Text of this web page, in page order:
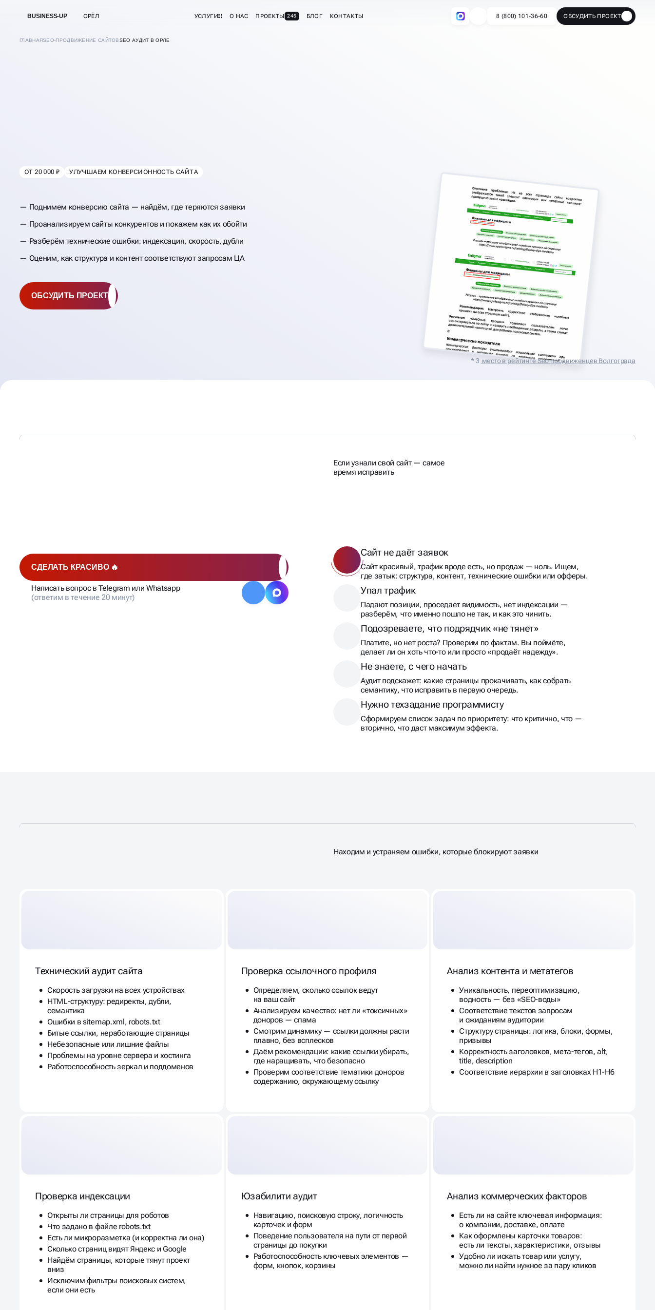
BUSINESS-UP ОРЁЛ УСЛУГИ О НАС ПРОЕКТЫ 245 БЛОГ КОНТАКТЫ 8 (800) 101-36-60 ОБСУДИТЬ ПРОЕКТ
ГЛАВНАЯSEO-ПРОДВИЖЕНИЕ САЙТОВSEO АУДИТ В ОРЛЕ
ПО 150+ ПАРАМЕТРАМ
ОТ 20 000 ₽ УЛУЧШАЕМ КОНВЕРСИОННОСТЬ САЙТА
Поднимем конверсию сайта — найдём, где теряются заявки
Проанализируем сайты конкурентов и покажем как их обойти
Разберём технические ошибки: индексация, скорость, дубли
Оценим, как структура и контент соответствуют запросам ЦА
ОБСУДИТЬ ПРОЕКТ
* 3 место в рейтинге Seo продвиженцев Волгограда
Если узнали свой сайт — самое
время исправить
СДЕЛАТЬ КРАСИВО 🔥
Написать вопрос в Telegram или Whatsapp
(ответим в течение 20 минут)
Сайт не даёт заявок
Сайт красивый, трафик вроде есть, но продаж — ноль. Ищем,
где затык: структура, контент, технические ошибки или офферы.
Упал трафик
Падают позиции, проседает видимость, нет индексации —
разберём, что именно пошло не так, и как это чинить.
Подозреваете, что подрядчик «не тянет»
Платите, но нет роста? Проверим по фактам. Вы поймёте,
делает ли он хоть что‑то или просто «продаёт надежду».
Не знаете, с чего начать
Аудит подскажет: какие страницы прокачивать, как собрать
семантику, что исправить в первую очередь.
Нужно техзадание программисту
Сформируем список задач по приоритету: что критично, что —
вторично, что даст максимум эффекта.
Находим и устраняем ошибки, которые блокируют заявки
Технический аудит сайта
Скорость загрузки на всех устройствах
HTML-структуру: редиректы, дубли,
семантика
Ошибки в sitemap.xml, robots.txt
Битые ссылки, неработающие страницы
Небезопасные или лишние файлы
Проблемы на уровне сервера и хостинга
Работоспособность зеркал и поддоменов
Проверка ссылочного профиля
Определяем, сколько ссылок ведут
на ваш сайт
Анализируем качество: нет ли «токсичных»
доноров — спама
Смотрим динамику — ссылки должны расти
плавно, без всплесков
Даём рекомендации: какие ссылки убирать,
где наращивать, что безопасно
Проверим соответствие тематики доноров
содержанию, окружающему ссылку
Анализ контента и метатегов
Уникальность, переоптимизацию,
водность — без «SEO-воды»
Соответствие текстов запросам
и ожиданиям аудитории
Структуру страницы: логика, блоки, формы,
призывы
Корректность заголовков, мета-тегов, alt,
title, description
Соответствие иерархии в заголовках H1-H6
Проверка индексации
Открыты ли страницы для роботов
Что задано в файле robots.txt
Есть ли микроразметка (и корректна ли она)
Сколько страниц видят Яндекс и Google
Найдём страницы, которые тянут проект
вниз
Исключим фильтры поисковых систем,
если они есть
Юзабилити аудит
Навигацию, поисковую строку, логичность
карточек и форм
Поведение пользователя на пути от первой
страницы до покупки
Работоспособность ключевых элементов —
форм, кнопок, корзины
Анализ коммерческих факторов
Есть ли на сайте ключевая информация:
о компании, доставке, оплате
Как оформлены карточки товаров:
есть ли тексты, характеристики, отзывы
Удобно ли искать товар или услугу,
можно ли найти нужное за пару кликов